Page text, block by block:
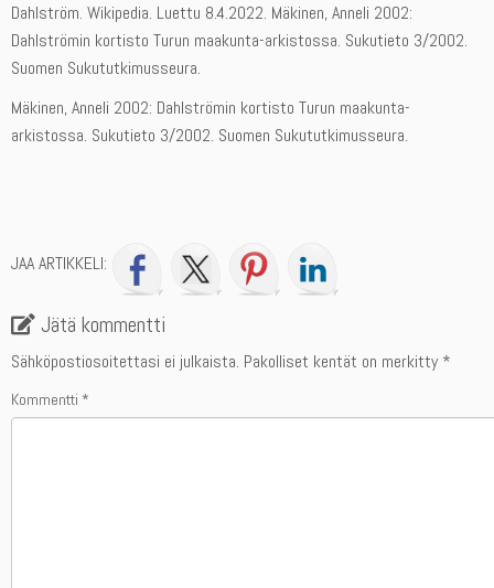
Dahlström. Wikipedia. Luettu 8.4.2022. Mäkinen, Anneli 2002:
Dahlströmin kortisto Turun maakunta-arkistossa. Sukutieto 3/2002.
Suomen Sukututkimusseura.
Mäkinen, Anneli 2002: Dahlströmin kortisto Turun maakunta-
arkistossa. Sukutieto 3/2002. Suomen Sukututkimusseura.
JAA ARTIKKELI:
Jätä kommentti
Sähköpostiosoitettasi ei julkaista. Pakolliset kentät on merkitty *
Kommentti *